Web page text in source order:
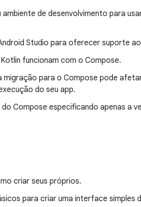
de desenvolvimento para
Studio para oferecer suporte
funcionam com o Compose.
migração para o Compose pode
do seu app.
Compose especificando apenas a
criar seus próprios.
para criar uma interface simples